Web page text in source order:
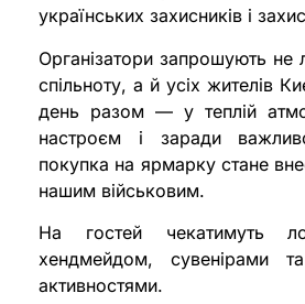
українських захисників і
Організатори запрошують не
спільноту, а й усіх жителів
день разом — у теплій
настроєм і заради
покупка на ярмарку стане
нашим військовим.
На гостей чекатимуть
хендмейдом, сувенірами та
активностями.